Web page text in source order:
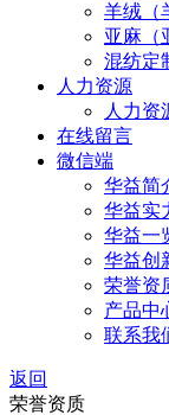
羊绒（
亚麻（
混纺定
人力资源
人力资
在线留言
微信端
华益简
华益实
华益一
华益创
荣誉资
产品中
联系我
返回
荣誉资质